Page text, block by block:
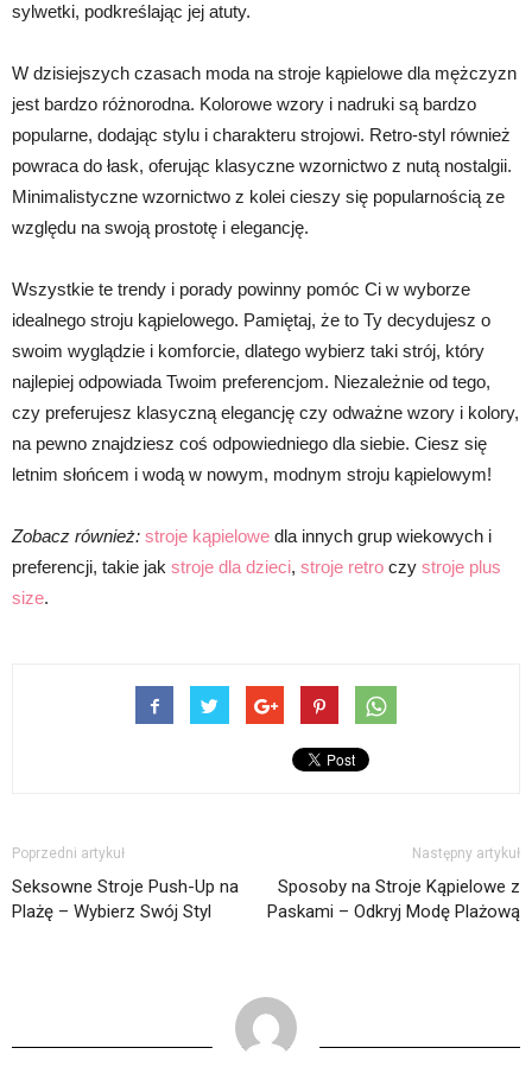
sylwetki, podkreślając jej atuty.
W dzisiejszych czasach moda na stroje kąpielowe dla mężczyzn
jest bardzo różnorodna. Kolorowe wzory i nadruki są bardzo
popularne, dodając stylu i charakteru strojowi. Retro-styl również
powraca do łask, oferując klasyczne wzornictwo z nutą nostalgii.
Minimalistyczne wzornictwo z kolei cieszy się popularnością ze
względu na swoją prostotę i elegancję.
Wszystkie te trendy i porady powinny pomóc Ci w wyborze
idealnego stroju kąpielowego. Pamiętaj, że to Ty decydujesz o
swoim wyglądzie i komforcie, dlatego wybierz taki strój, który
najlepiej odpowiada Twoim preferencjom. Niezależnie od tego,
czy preferujesz klasyczną elegancję czy odważne wzory i kolory,
na pewno znajdziesz coś odpowiedniego dla siebie. Ciesz się
letnim słońcem i wodą w nowym, modnym stroju kąpielowym!
Zobacz również: stroje kąpielowe dla innych grup wiekowych i
preferencji, takie jak stroje dla dzieci, stroje retro czy stroje plus
size.
Poprzedni artykuł
Seksowne Stroje Push-Up na
Plażę – Wybierz Swój Styl
Następny artykuł
Sposoby na Stroje Kąpielowe z
Paskami – Odkryj Modę Plażową